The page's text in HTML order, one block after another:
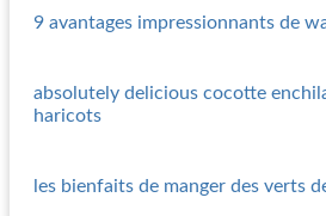
9 avantages impressionnants de
absolutely delicious cocotte
haricots
les bienfaits de manger des verts